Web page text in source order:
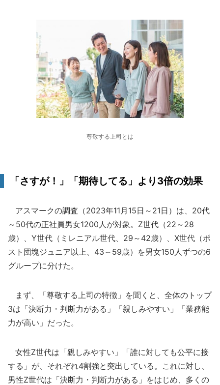
尊敬する上司とは
「さすが！」「期待してる」より3倍の効果
アスマークの調査（2023年11月15日～21日）は、20代
～50代の正社員男女1200人が対象。Z世代（22～28
歳）、Y世代（ミレニアル世代、29～42歳）、X世代（ポ
スト団塊ジュニア以上、43～59歳）を男女150人ずつの6
グループに分けた。
まず、「尊敬する上司の特徴」を聞くと、全体のトップ
3は「決断力・判断力がある」「親しみやすい」「業務能
力が高い」だった。
女性Z世代は「親しみやすい」「誰に対しても公平に接
する」が、それぞれ4割強と突出している。これに対し、
男性Z世代は「決断力・判断力がある」をはじめ、多くの